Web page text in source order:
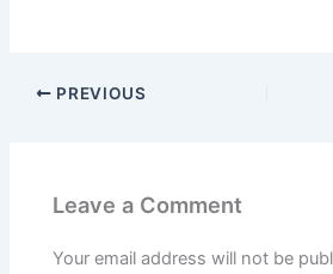
PREVIOUS
Leave a Comment
Your email address will not be